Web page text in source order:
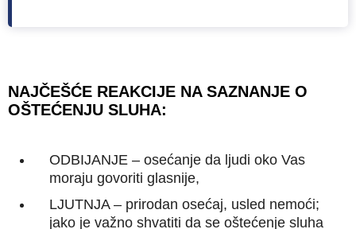
NAJČEŠĆE REAKCIJE NA SAZNANJE O
OŠTEĆENJU SLUHA:
ODBIJANJE – osećanje da ljudi oko Vas
moraju govoriti glasnije,
LJUTNJA – prirodan osećaj, usled nemoći;
jako je važno shvatiti da se oštećenje sluha